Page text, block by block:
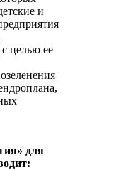
и
целью ее
для